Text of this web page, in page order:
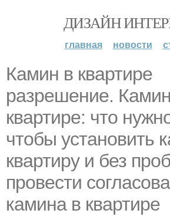
ДИЗАЙН
главная новости
Камин в квартире
разрешение.
квартире: что
чтобы установить
квартиру и без
провести
камина в квартире